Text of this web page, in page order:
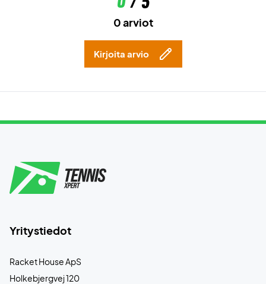
0 arviot
Kirjoita arvio
Yritystiedot
Racket House ApS
Holkebjergvej 120